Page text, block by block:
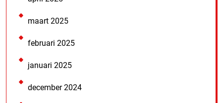
maart 2025
februari 2025
januari 2025
december 2024